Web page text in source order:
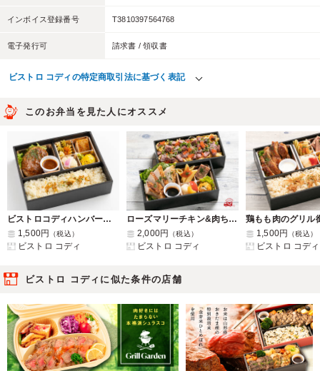
インボイス登録番号 T3810397564768
電子発行可 請求書 / 領収書
ビストロ コディの特定商取引法に基づく表記
このお弁当を見た人にオススメ
ビストロコディハンバーグ御膳(特製デミグラスソース)
1,500円
（税込）
ビストロ コディ
ローズマリーチキン&肉ちらしの二段重
2,000円
（税込）
ビストロ コディ
1,500円 （税込）
ビストロ コディ
ビストロ コディに似た条件の店舗